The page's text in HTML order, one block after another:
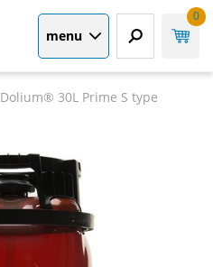
menu
0
Dolium® 30L Prime S type